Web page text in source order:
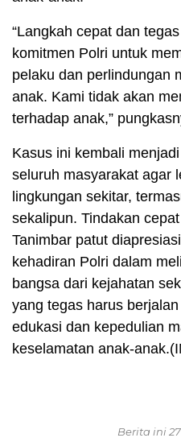
“Langkah cepat dan
komitmen Polri untuk
pelaku dan perlindungan
anak. Kami tidak akan
terhadap anak,”
Kasus ini kembali
seluruh masyarakat agar
lingkungan sekitar,
sekalipun. Tindakan
Tanimbar patut
kehadiran Polri dalam
bangsa dari kejahatan
yang tegas harus
edukasi dan kepedulian
keselamatan anak-
Berita ini